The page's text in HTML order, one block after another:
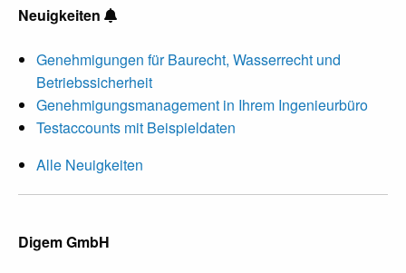
Neuigkeiten
Genehmigungen für Baurecht, Wasserrecht und
Betriebssicherheit
Genehmigungsmanagement in Ihrem Ingenieurbüro
Testaccounts mit Beispieldaten
Alle Neuigkeiten
Digem GmbH